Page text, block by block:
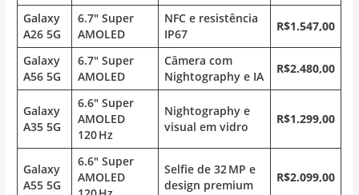
Galaxy
A26 5G
6.7″ Super
AMOLED
NFC e resistência
IP67
R$1.547,00
Galaxy
A56 5G
6.7″ Super
AMOLED
Câmera com
Nightography e IA
R$2.480,00
Galaxy
A35 5G
6.6″ Super
AMOLED
120 Hz
Nightography e
visual em vidro
R$1.299,00
Galaxy
A55 5G
6.6″ Super
AMOLED
Selfie de 32 MP e
design premium
R$2.099,00